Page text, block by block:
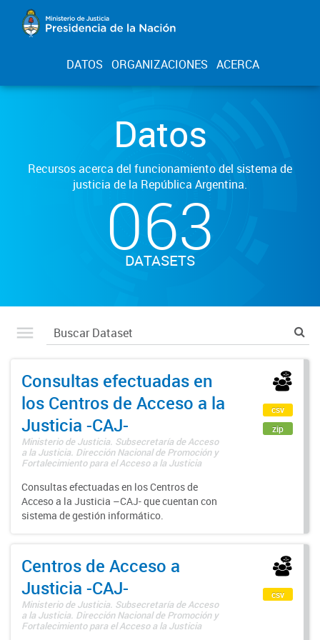
DATOS ORGANIZACIONES ACERCA
Datos
Recursos acerca del funcionamiento del sistema de
justicia de la República Argentina.
063
DATASETS
Consultas efectuadas en
los Centros de Acceso a la
Justicia -CAJ-
Ministerio de Justicia. Subsecretaría de Acceso
a la Justicia. Dirección Nacional de Promoción y
Fortalecimiento para el Acceso a la Justicia
Consultas efectuadas en los Centros de
Acceso a la Justicia –CAJ- que cuentan con
sistema de gestión informático.
csv
zip
Centros de Acceso a
Justicia -CAJ-
Ministerio de Justicia. Subsecretaría de Acceso
a la Justicia. Dirección Nacional de Promoción y
Fortalecimiento para el Acceso a la Justicia
csv